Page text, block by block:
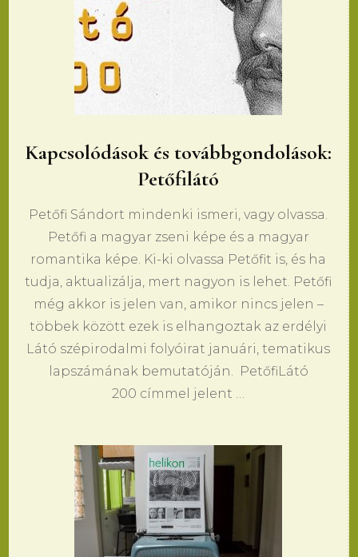
Kapcsolódások és továbbgondolások:
Petőfilátó
Petőfi Sándort mindenki ismeri, vagy olvassa.
Petőfi a magyar zseni képe és a magyar
romantika képe. Ki-ki olvassa Petőfit is, és ha
tudja, aktualizálja, mert nagyon is lehet. Petőfi
még akkor is jelen van, amikor nincs jelen –
többek között ezek is elhangoztak az erdélyi
Látó szépirodalmi folyóirat januári, tematikus
lapszámának bemutatóján. PetőfiLátó
200 címmel jelent …